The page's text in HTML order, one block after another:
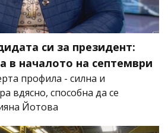
си за президент:
в началото на септември
профила - силна и
вдясно, способна да се
Йотова